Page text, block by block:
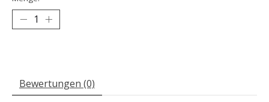
Bewertungen (0)